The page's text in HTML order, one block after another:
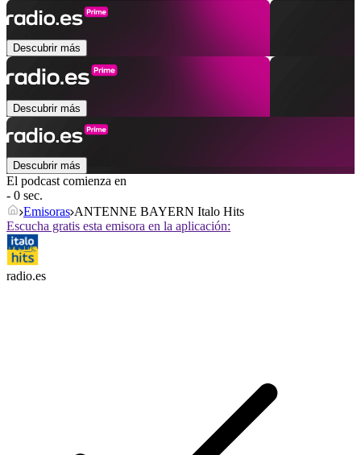
Descubrir más
Descubrir más
Descubrir más
El podcast comienza en
- 0 sec.
Emisoras ANTENNE BAYERN Italo Hits
Escucha gratis esta emisora en la aplicación:
radio.es